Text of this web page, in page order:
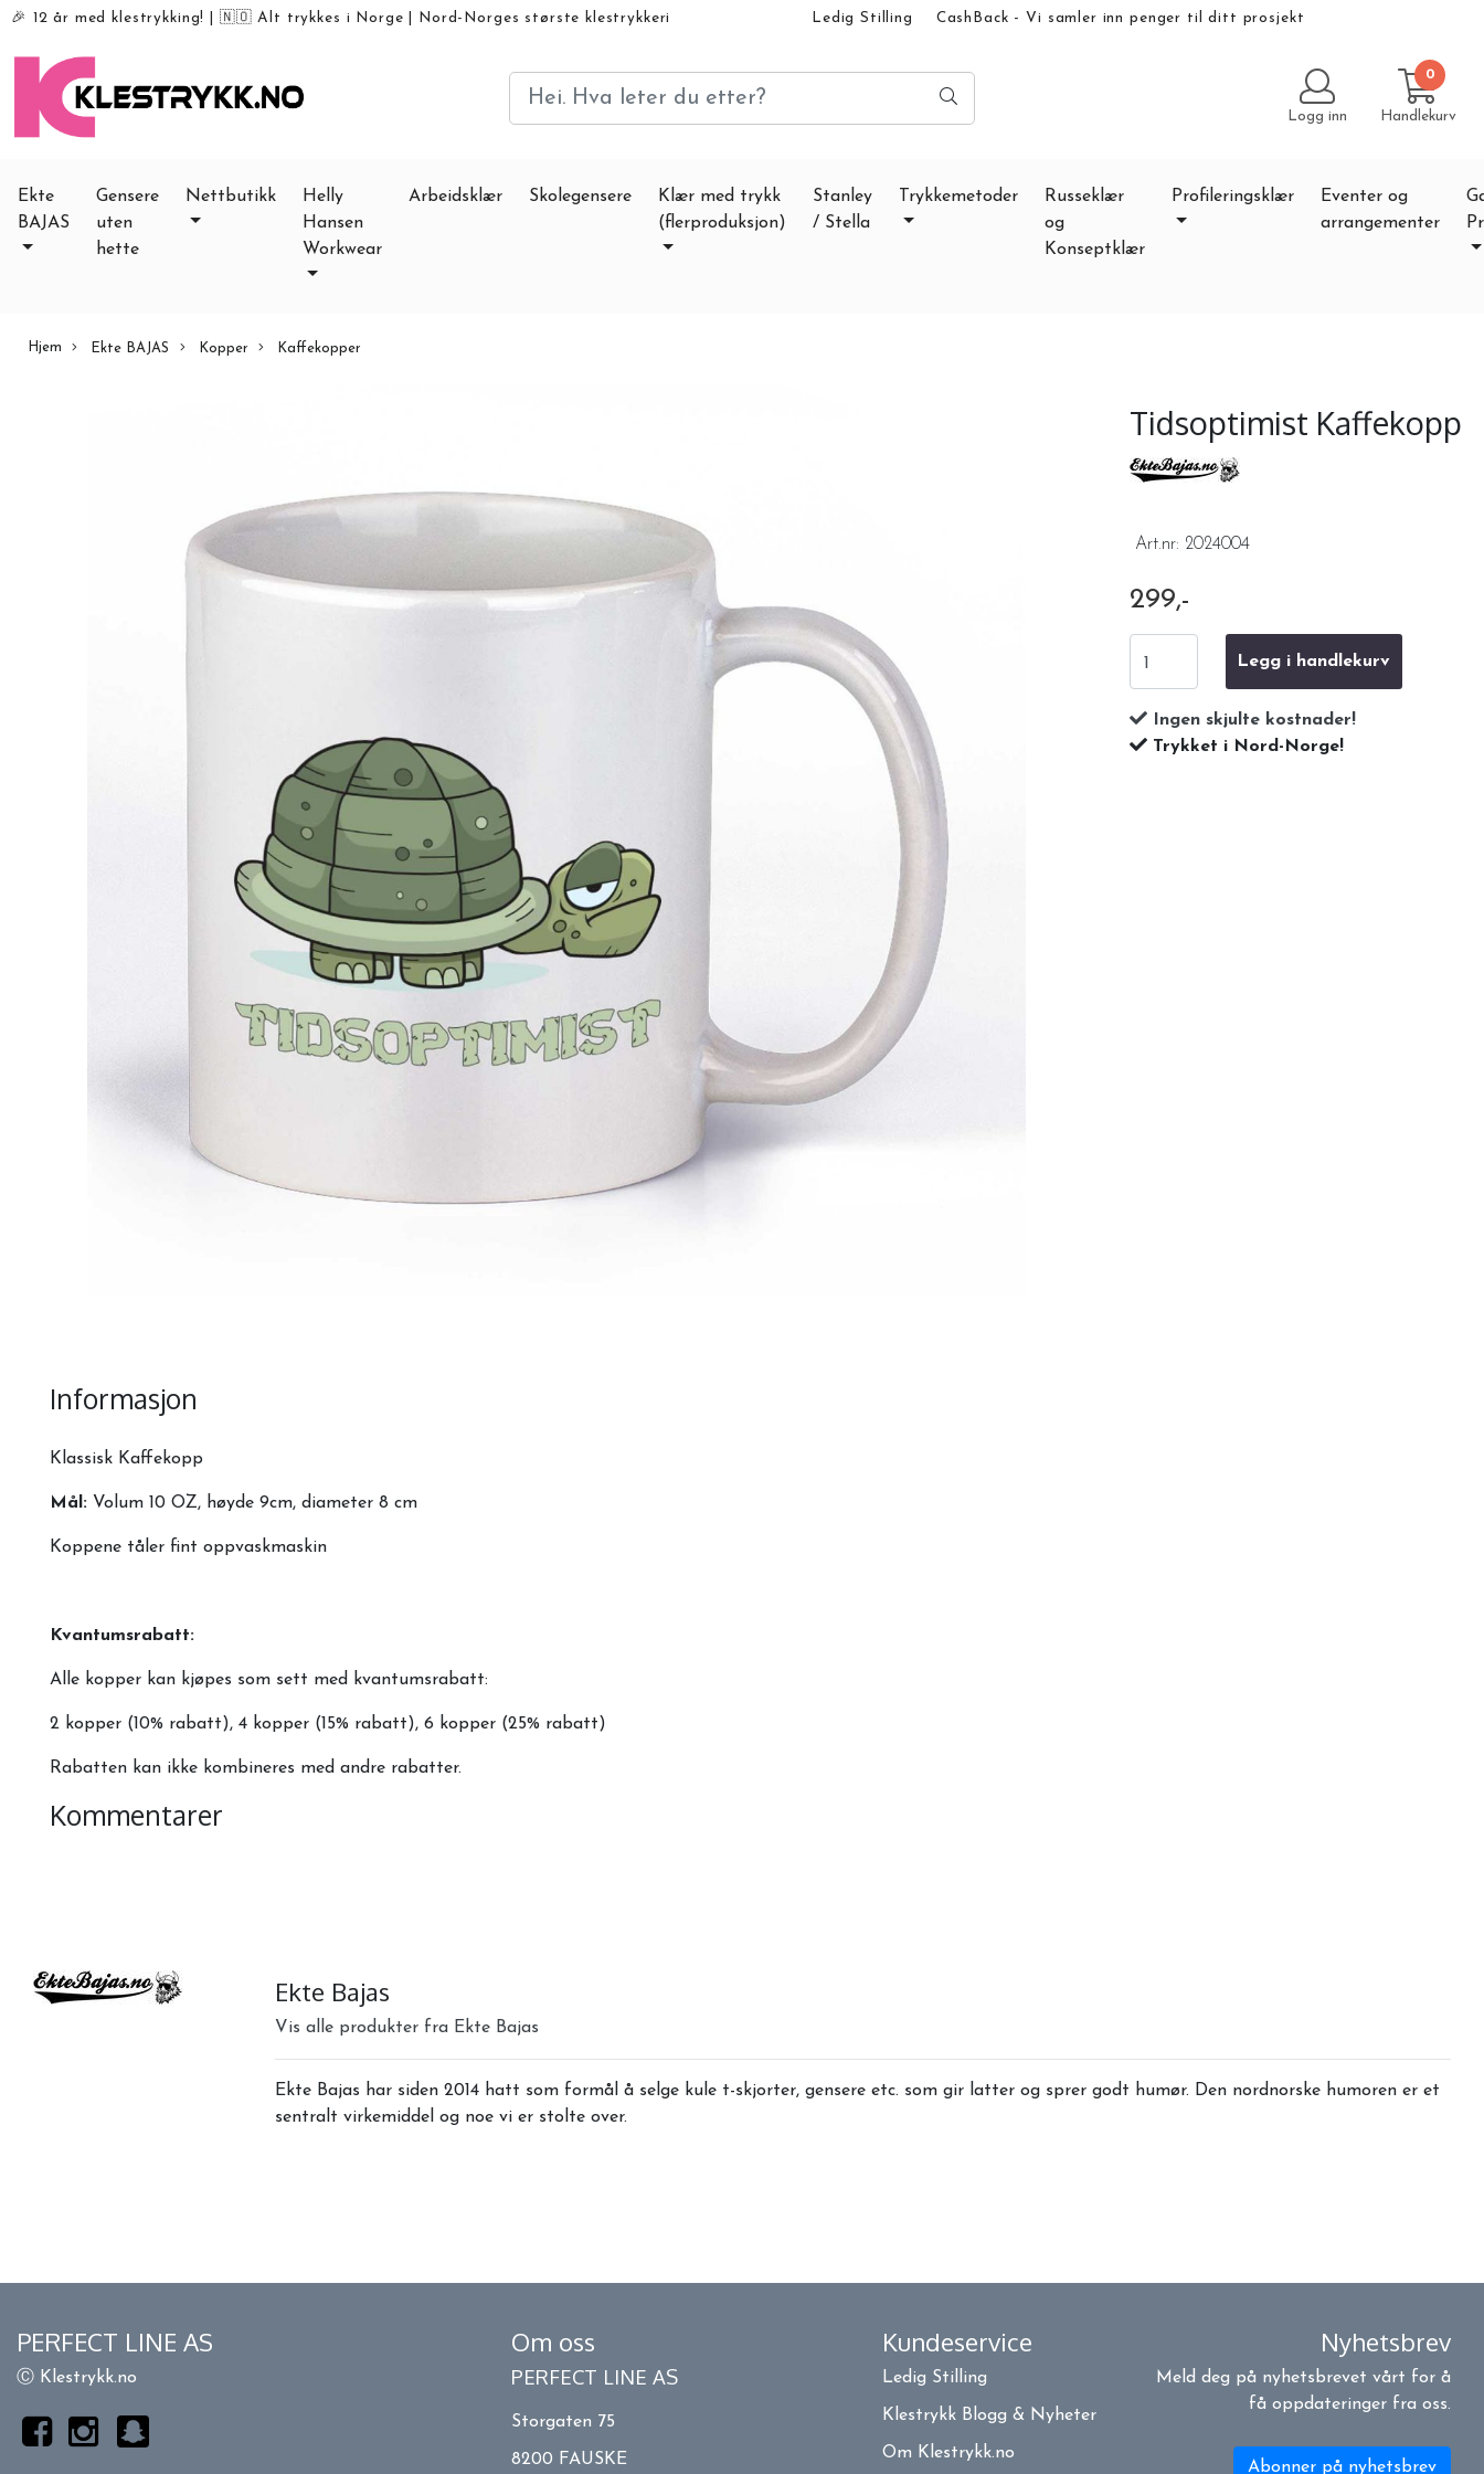
🎉 12 år med klestrykking! 🇳🇴 Alt trykkes i Norge Nord-Norges største klestrykkeri Ledig Stilling
CashBack - Vi samler inn penger til ditt prosjekt
Logg på
Om Klestrykk.no
Størrelseguider og Målskjema
Størrelsguide Hettegenser Unisex
Logg inn
0
Handlekurv
Ekte
BAJAS
Gensere
uten
hette
Nettbutikk
Helly
Hansen
Workwear
Arbeidsklær Skolegensere
Klær med trykk
(flerproduksjon)
Stanley
/ Stella
Trykkemetoder
Russeklær
og
Konseptklær
Profileringsklær
Eventer og
arrangementer
Hjem Ekte BAJAS Kopper Kaffekopper
Tidsoptimist Kaffekopp
Art.nr: 2024004
299,-
Legg i handlekurv
Ingen skjulte kostnader!
Trykket i Nord-Norge!
Informasjon
Klassisk Kaffekopp
Mål: Volum 10 OZ, høyde 9cm, diameter 8 cm
Koppene tåler fint oppvaskmaskin
Kvantumsrabatt:
Alle kopper kan kjøpes som sett med kvantumsrabatt:
2 kopper (10% rabatt), 4 kopper (15% rabatt), 6 kopper (25% rabatt)
Rabatten kan ikke kombineres med andre rabatter.
Kommentarer
Ekte Bajas
Vis alle produkter fra Ekte Bajas
Ekte Bajas har siden 2014 hatt som formål å selge kule t-skjorter, gensere etc. som gir latter og sprer godt humør. Den nordnorske humoren er et
sentralt virkemiddel og noe vi er stolte over.
PERFECT LINE AS
Ⓒ Klestrykk.no
Om oss
PERFECT LINE AS
Storgaten 75
8200 FAUSKE
Kundeservice
Ledig Stilling
Klestrykk Blogg & Nyheter
Om Klestrykk.no
Nyhetsbrev
Meld deg på nyhetsbrevet vårt for å
få oppdateringer fra oss.
Abonner på nyhetsbrev